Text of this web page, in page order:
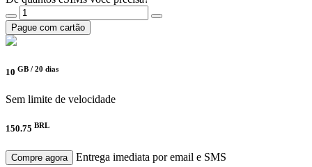
Pague com cartão
10 GB / 20 dias
Sem limite de velocidade
150.75 BRL
Compre agora
Entrega imediata por email e SMS